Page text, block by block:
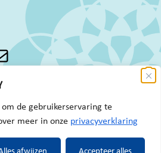
de gebruikerservaring te
meer in onze privacyverklaring
afwijzen Accepteer alles